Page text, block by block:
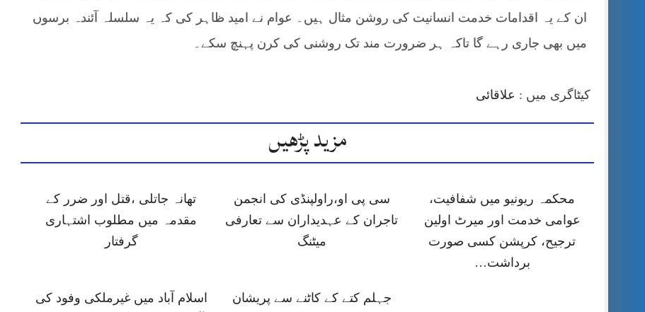
ان کے یہ اقدامات خدمت انسانیت کی روشن مثال ہیں۔ عوام نے امید ظاہر کی کہ یہ سلسلہ آئندہ برسوں
میں بھی جاری رہے گا تاکہ ہر ضرورت مند تک روشنی کی کرن پہنچ سکے۔
کیٹاگری میں : علاقائی
مزید پڑھیں
محکمہ ریونیو میں شفافیت،
عوامی خدمت اور میرٹ اولین
ترجیح، کرپشن کسی صورت
برداشت…
سی پی او،راولپنڈی کی انجمن
تاجران کے عہدیداران سے تعارفی
میٹنگ
تھانہ جاتلی ،قتل اور ضرر کے
مقدمہ میں مطلوب اشتہاری
گرفتار
جہلم کتے کے کاٹنے سے پریشان اسلام آباد میں غیرملکی وفود کی